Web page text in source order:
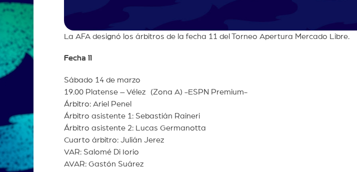
La AFA designó los árbitros de la fecha 11 del Torneo Apertura Mercado Libre.
Fecha 11
Sábado 14 de marzo
19.00 Platense – Vélez (Zona A) -ESPN Premium-
Árbitro: Ariel Penel
Árbitro asistente 1: Sebastián Raineri
Árbitro asistente 2: Lucas Germanotta
Cuarto árbitro: Julián Jerez
VAR: Salomé Di Iorio
AVAR: Gastón Suárez